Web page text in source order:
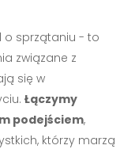
o sprzątaniu - to
związane z
się w
Łączymy
podejściem,
którzy marzą